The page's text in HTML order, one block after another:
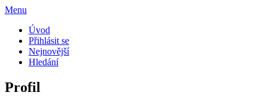
Menu
Úvod
Přihlásit se
Nejnovější
Hledání
Profil